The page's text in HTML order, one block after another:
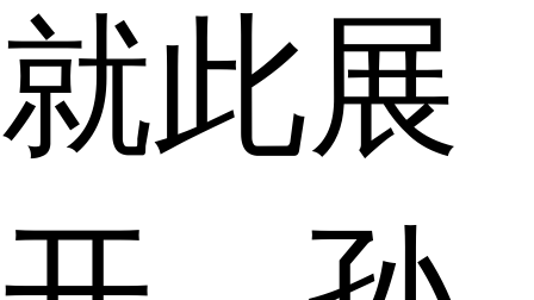
就此展